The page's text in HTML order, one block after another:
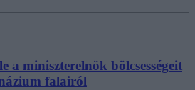
a miniszterelnök bölcsességeit
falairól